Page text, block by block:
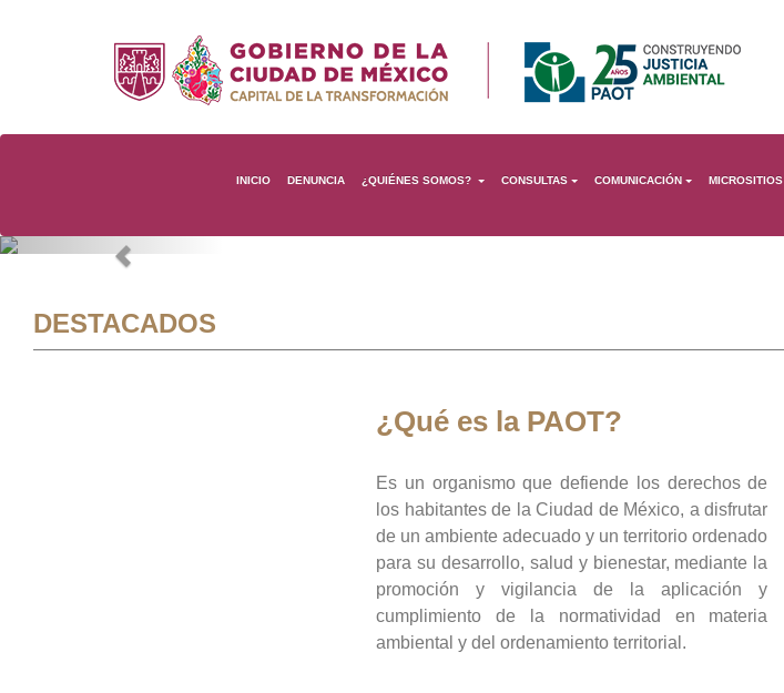
INICIO DENUNCIA ¿QUIÉNES SOMOS? CONSULTAS COMUNICACIÓN MICROSITIOS
Previous
DESTACADOS
¿Qué es la PAOT?
Es un organismo que defiende los derechos de
los habitantes de la Ciudad de México, a disfrutar
de un ambiente adecuado y un territorio ordenado
para su desarrollo, salud y bienestar, mediante la
promoción y vigilancia de la aplicación y
cumplimiento de la normatividad en materia
ambiental y del ordenamiento territorial.